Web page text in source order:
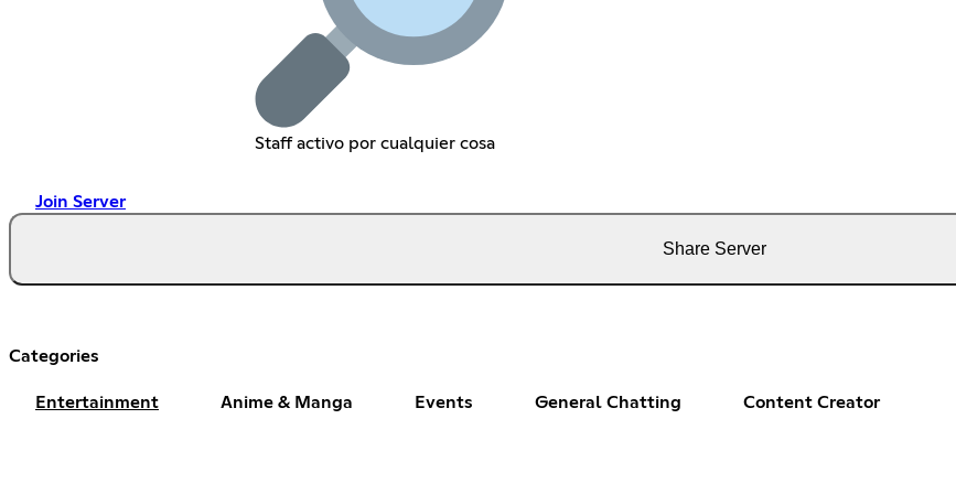
Staff activo por cualquier cosa
Join Server
Share Server
Categories
Entertainment Anime & Manga Events General Chatting Content Creator